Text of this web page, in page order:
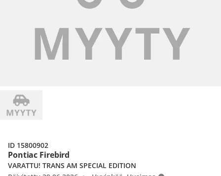
Pontiac Firebird
VARATTU! TRANS AM SPECIAL EDITION
ID 15800902